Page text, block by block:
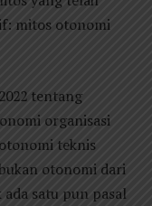
mitos otonomi
tentang
organisasi
teknis
otonomi dari
satu pun pasal